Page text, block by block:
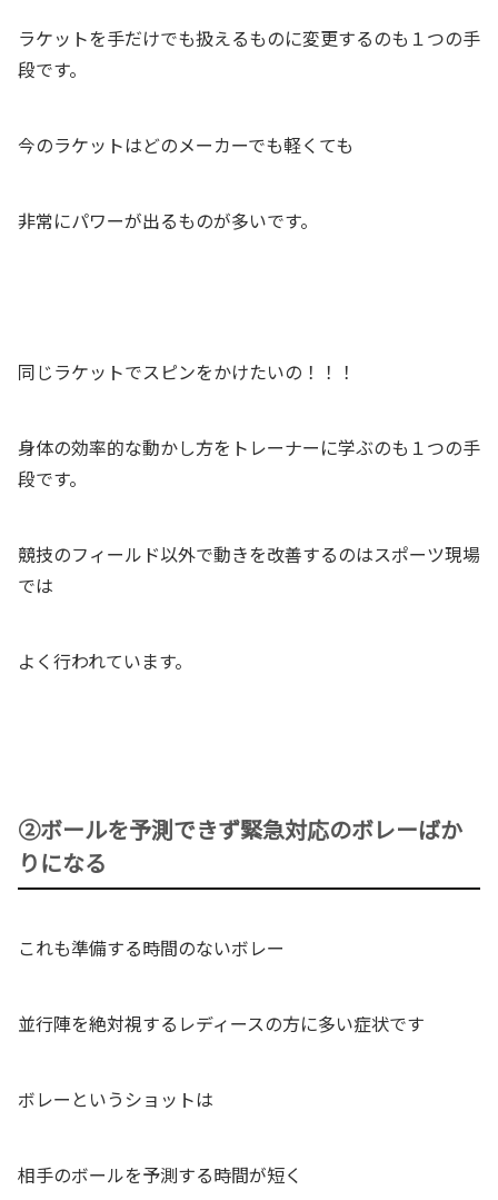
ラケットを手だけでも扱えるものに変更するのも１つの手
段です。
今のラケットはどのメーカーでも軽くても
非常にパワーが出るものが多いです。
同じラケットでスピンをかけたいの！！！
身体の効率的な動かし方をトレーナーに学ぶのも１つの手
段です。
競技のフィールド以外で動きを改善するのはスポーツ現場
では
よく行われています。
②ボールを予測できず緊急対応のボレーばか
りになる
これも準備する時間のないボレー
並行陣を絶対視するレディースの方に多い症状です
ボレーというショットは
相手のボールを予測する時間が短く